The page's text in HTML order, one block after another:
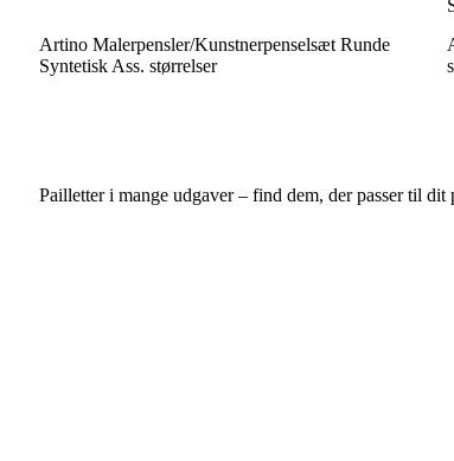
Artino Malerpensler/Kunstnerpenselsæt Runde
Syntetisk Ass. størrelser
Pailletter i mange udgaver – find dem, der passer til dit